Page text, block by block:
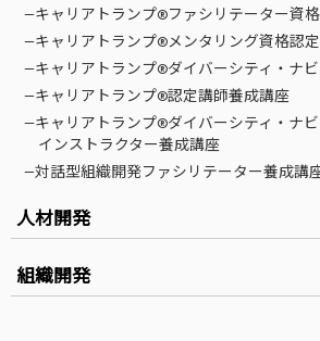
—キャリアトランプ®ファシリテーター資
—キャリアトランプ®メンタリング資格認
—キャリアトランプ®ダイバーシティ・ナ
—キャリアトランプ®認定講師養成講座
—キャリアトランプ®ダイバーシティ・ナ
インストラクター養成講座
—対話型組織開発ファシリテーター養成講
人材開発
組織開発